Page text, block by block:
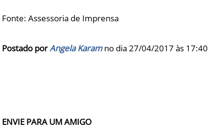
Fonte: Assessoria de Imprensa
Postado porAngela Karamno dia 27/04/2017 às 17:40
ENVIE PARA UM AMIGO